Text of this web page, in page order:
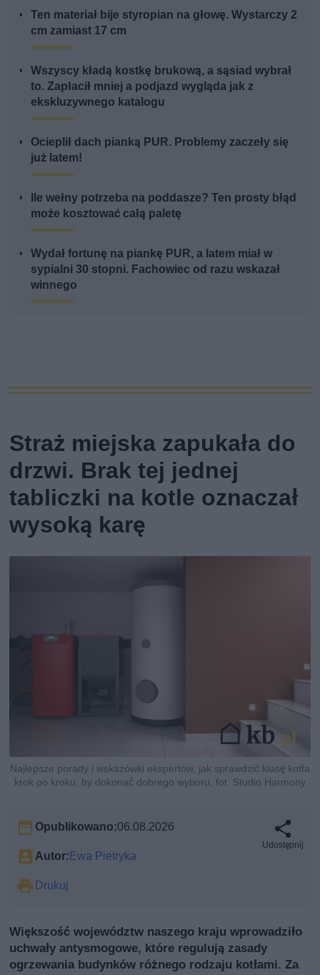
Ten materiał bije styropian na głowę. Wystarczy 2
cm zamiast 17 cm
Wszyscy kładą kostkę brukową, a sąsiad wybrał
to. Zapłacił mniej a podjazd wygląda jak z
ekskluzywnego katalogu
Ocieplił dach pianką PUR. Problemy zaczeły się
już latem!
Ile wełny potrzeba na poddasze? Ten prosty błąd
może kosztować całą paletę
Wydał fortunę na piankę PUR, a latem miał w
sypialni 30 stopni. Fachowiec od razu wskazał
winnego
Straż miejska zapukała do
drzwi. Brak tej jednej
tabliczki na kotle oznaczał
wysoką karę
Najlepsze porady i wskazówki ekspertów, jak sprawdzić klasę kotła
krok po kroku, by dokonać dobrego wyboru, fot. Studio Harmony
Opublikowano:06.08.2026
Autor:Ewa Pietryka
Drukuj
Udostępnij
Większość województw naszego kraju wprowadziło
uchwały antysmogowe, które regulują zasady
ogrzewania budynków różnego rodzaju kotłami. Za